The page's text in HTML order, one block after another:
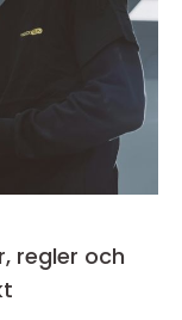
regler och